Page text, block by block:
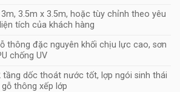
3.5m x 3.5m, hoặc tùy chỉnh theo yêu
tích của khách hàng
thông đặc nguyên khối chịu lực cao, sơn
chống UV
tầng dốc thoát nước tốt, lợp ngói sinh thái
gỗ thông xếp lớp